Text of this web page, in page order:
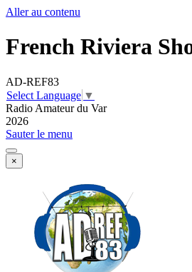
Aller au contenu
French Riviera
AD-REF83
Select Language ▼
Radio Amateur du Var
2026
Sauter le menu
×